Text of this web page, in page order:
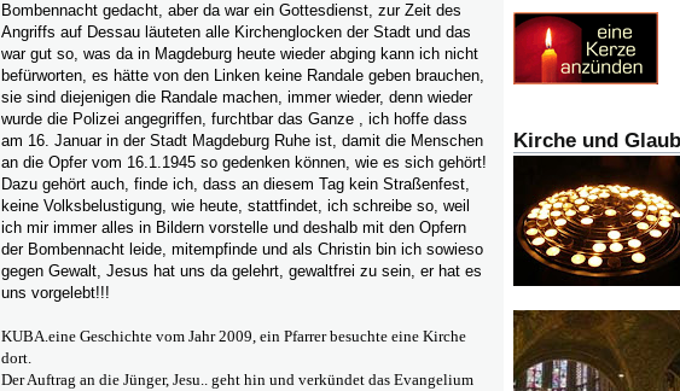
Bombennacht gedacht, aber da war ein Gottesdienst, zur Zeit des
Angriffs auf Dessau läuteten alle Kirchenglocken der Stadt und das
war gut so, was da in Magdeburg heute wieder abging kann ich nicht
befürworten, es hätte von den Linken keine Randale geben brauchen,
sie sind diejenigen die Randale machen, immer wieder, denn wieder
wurde die Polizei angegriffen, furchtbar das Ganze , ich hoffe dass
am 16. Januar in der Stadt Magdeburg Ruhe ist, damit die Menschen
an die Opfer vom 16.1.1945 so gedenken können, wie es sich gehört!
Dazu gehört auch, finde ich, dass an diesem Tag kein Straßenfest,
keine Volksbelustigung, wie heute, stattfindet, ich schreibe so, weil
ich mir immer alles in Bildern vorstelle und deshalb mit den Opfern
der Bombennacht leide, mitempfinde und als Christin bin ich sowieso
gegen Gewalt, Jesus hat uns da gelehrt, gewaltfrei zu sein, er hat es
uns vorgelebt!!!
KUBA.eine Geschichte vom Jahr 2009, ein Pfarrer besuchte eine Kirche
dort.
Der Auftrag an die Jünger, Jesu.. geht hin und verkündet das Evangelium
Kirche und